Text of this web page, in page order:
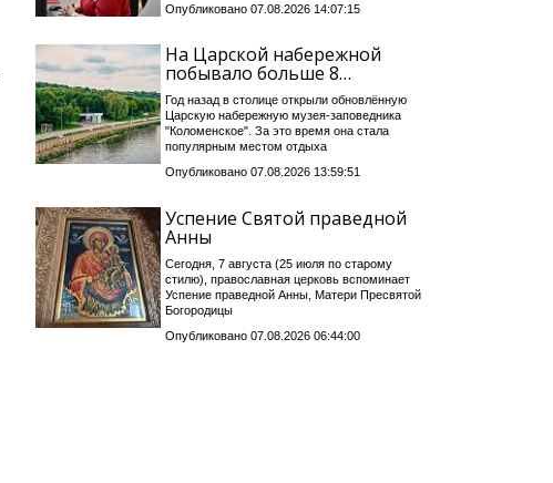
Опубликовано 07.08.2026 14:07:15
На Царской набережной
побывало больше 8…
Год назад в столице открыли обновлённую
Царскую набережную музея-заповедника
"Коломенское". За это время она стала
популярным местом отдыха
Опубликовано 07.08.2026 13:59:51
Успение Святой праведной
Анны
Сегодня, 7 августа (25 июля по старому
стилю), православная церковь вспоминает
Успение праведной Анны, Матери Пресвятой
Богородицы
Опубликовано 07.08.2026 06:44:00